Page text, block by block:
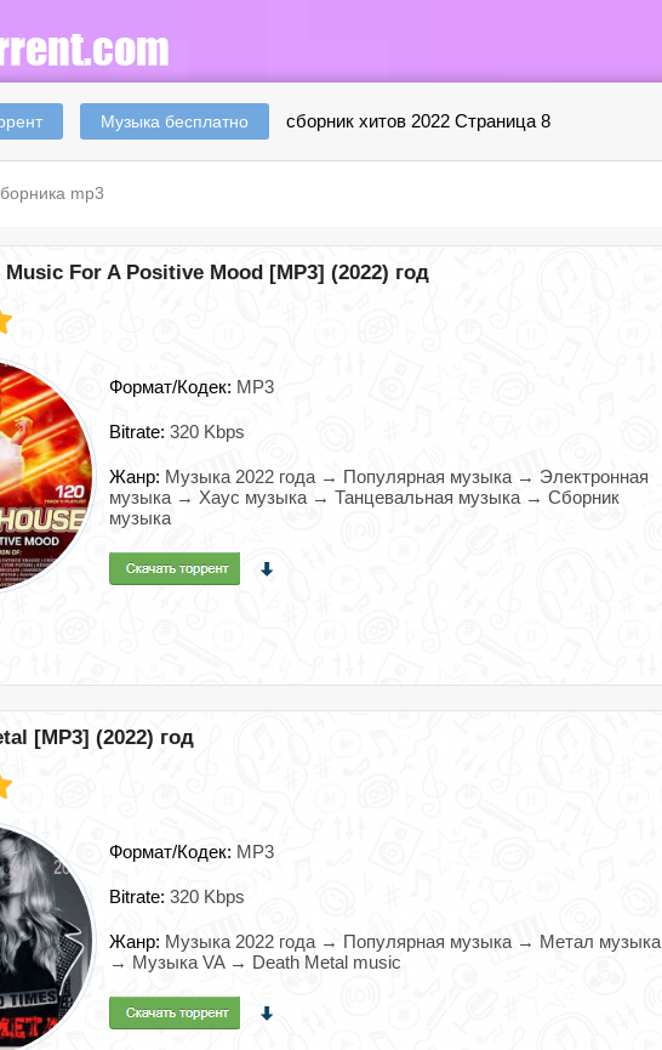
Музыка бесплатно сборник хитов 2022 Страница 8
For A Positive Mood [MP3] (2022) год
Формат/Кодек: MP3
Bitrate: 320 Kbps
Жанр: Музыка 2022 года → Популярная музыка → Электронная
музыка → Хаус музыка → Танцевальная музыка → Сборник
музыка
[MP3] (2022) год
Формат/Кодек: MP3
Bitrate: 320 Kbps
Жанр: Музыка 2022 года → Популярная музыка → Метал музыка
→ Музыка VA → Death Metal music